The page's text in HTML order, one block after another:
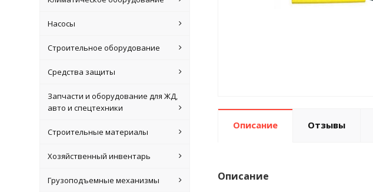
Насосы
Строительное оборудование
Средства защиты
Запчасти и оборудование для ЖД,
авто и спецтехники
Строительные материалы
Хозяйственный инвентарь
Грузоподъемные механизмы
Описание Отзывы
Описание